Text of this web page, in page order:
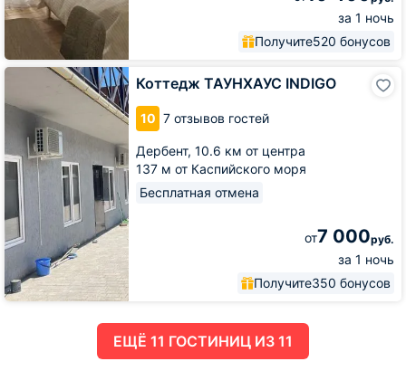
за 1 ночь
Получите520 бонусов
Коттедж ТАУНХАУС INDIGO
10 7 отзывов гостей
Дербент, 10.6 км от центра
137 м от Каспийского моря
Бесплатная отмена
от7 000руб.
за 1 ночь
Получите350 бонусов
Коттедж
INDIGO
ЕЩË 11 ГОСТИНИЦ ИЗ 11